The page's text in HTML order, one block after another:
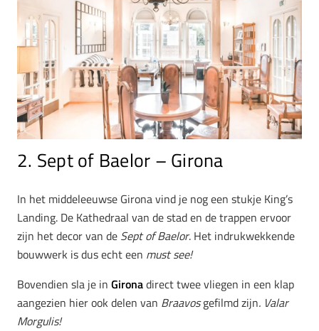
2. Sept of Baelor – Girona
In het middeleeuwse Girona vind je nog een stukje King’s
Landing. De Kathedraal van de stad en de trappen ervoor
zijn het decor van de Sept of Baelor. Het indrukwekkende
bouwwerk is dus echt een must see!
Bovendien sla je in Gironadirect twee vliegen in een klap
aangezien hier ook delen van Braavosgefilmd zijn. Valar
Morgulis!